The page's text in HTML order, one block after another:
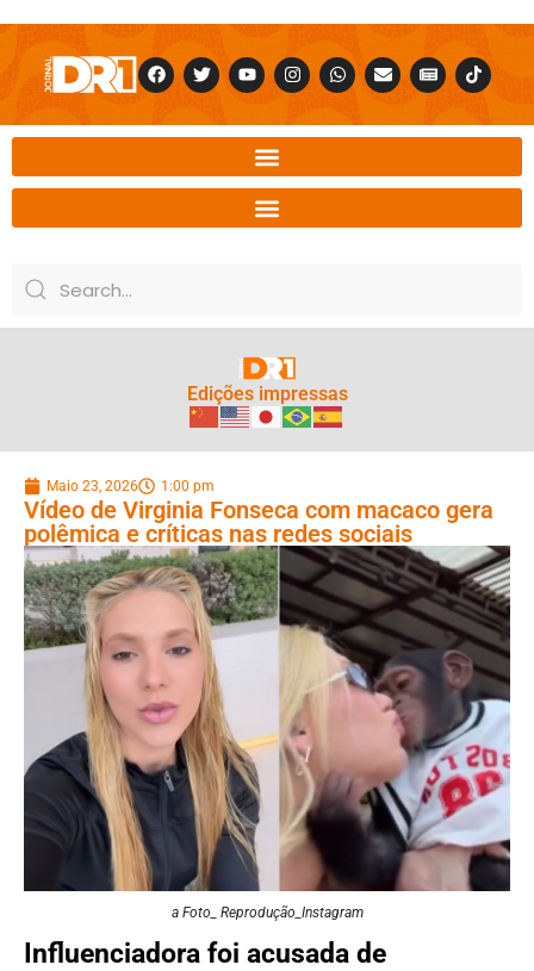
Edições impressas
Maio 23, 2026 1:00 pm
Vídeo de Virginia Fonseca com macaco gera
polêmica e críticas nas redes sociais
a Foto_ Reprodução_Instagram
Influenciadora foi acusada de